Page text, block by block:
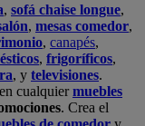
, sofá chaise longue,
, mesas comedor,
, canapés,
, frigoríficos,
, y televisiones.
cualquiermuebles
. Crea el